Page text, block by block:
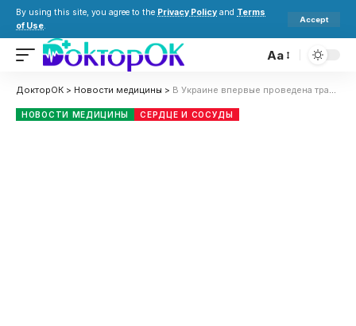
By using this site, you agree to the Privacy Policy and Terms
of Use.
Accept
Aa
ДокторОК > Новости медицины > В Украине впервые проведена трансплантация сердца 6-летнему ребенку
НОВОСТИ МЕДИЦИНЫ СЕРДЦЕ И СОСУДЫ